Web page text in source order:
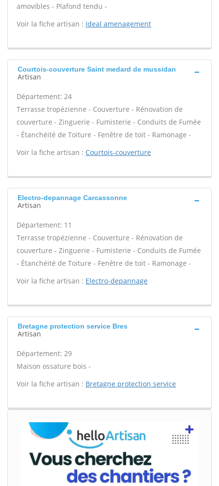
amovibles - Plafond tendu -
Voir la fiche artisan : Ideal amenagement
Courtois-couverture Saint medard de mussidan
Artisan
Département: 24
Terrasse tropézienne - Couverture - Rénovation de
couverture - Zinguerie - Fumisterie - Conduits de Fumée
- Étanchéité de Toiture - Fenêtre de toit - Ramonage -
Voir la fiche artisan : Courtois-couverture
Electro-depannage Carcassonne
Artisan
Département: 11
Terrasse tropézienne - Couverture - Rénovation de
couverture - Zinguerie - Fumisterie - Conduits de Fumée
- Étanchéité de Toiture - Fenêtre de toit - Ramonage -
Voir la fiche artisan : Electro-depannage
Bretagne protection service Bres
Artisan
Département: 29
Maison ossature bois -
Voir la fiche artisan : Bretagne protection service